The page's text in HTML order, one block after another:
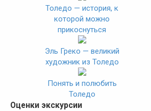
Толедо — история, к
которой можно
прикоснуться
Эль Греко — великий
художник из Толедо
Понять и полюбить
Толедо
Оценки экскурсии